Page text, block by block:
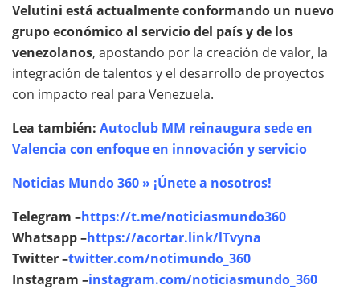
Velutini está actualmente conformando un nuevo
grupo económico al servicio del país y de los
venezolanos, apostando por la creación de valor, la
integración de talentos y el desarrollo de proyectos
con impacto real para Venezuela.
Lea también: Autoclub MM reinaugura sede en
Valencia con enfoque en innovación y servicio
Noticias Mundo 360 » ¡Únete a nosotros!
Telegram –https://t.me/noticiasmundo360
Whatsapp –https://acortar.link/lTvyna
Twitter –twitter.com/notimundo_360
Instagram –instagram.com/noticiasmundo_360